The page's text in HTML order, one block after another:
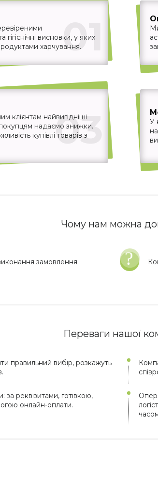
01
висновки, у яких
харчування.
03
клієнтам найвигідніші
надаємо знижки.
купівлі товарів з
У
Чому нам можна
замовлення
Переваги нашої
правильний вибір, розкажуть
реквізитами, готівкою,
онлайн-оплати.